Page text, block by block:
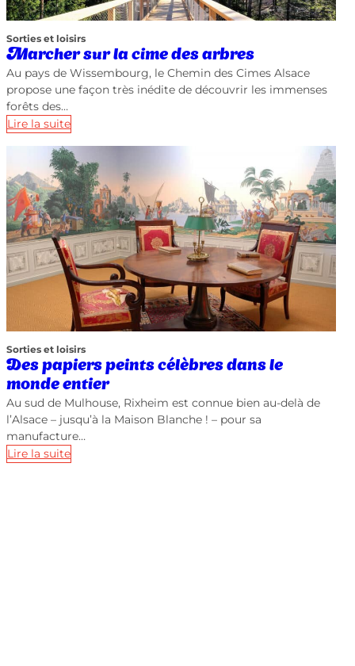
Sorties et loisirs
Marcher sur la cime des arbres
Au pays de Wissembourg, le Chemin des Cimes Alsace
propose une façon très inédite de découvrir les immenses
forêts des…
Lire la suite
Sorties et loisirs
Des papiers peints célèbres dans le
monde entier
Au sud de Mulhouse, Rixheim est connue bien au-delà de
l’Alsace – jusqu’à la Maison Blanche ! – pour sa
manufacture…
Lire la suite